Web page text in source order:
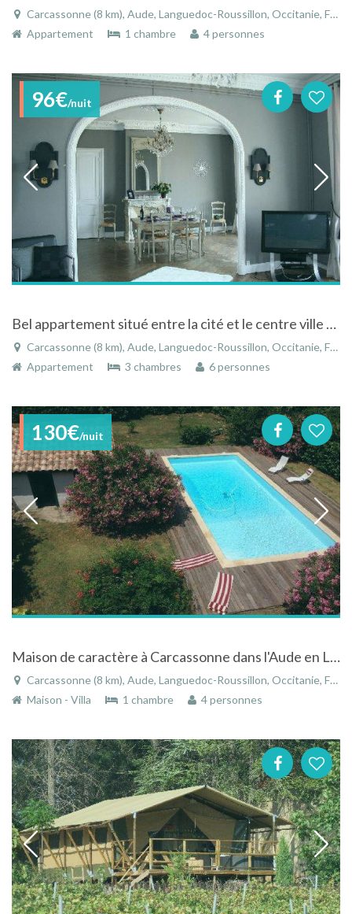
Carcassonne (8 km), Aude, Languedoc-Roussillon, Occitanie, France
Appartement
1 chambre 4 personnes
96€/nuit
Bel appartement situé entre la cité et le centre ville de Carcassonne, Languedoc-Roussillon
Carcassonne (8 km), Aude, Languedoc-Roussillon, Occitanie, France
Appartement
3 chambres 6 personnes
130€/nuit
Maison de caractère à Carcassonne dans l'Aude en Languedoc-Roussillon au pied de la cité
Carcassonne (8 km), Aude, Languedoc-Roussillon, Occitanie, France
Maison - Villa
1 chambre 4 personnes